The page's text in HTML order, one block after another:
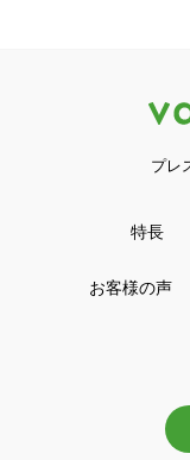
プレ
特長
お客様の声